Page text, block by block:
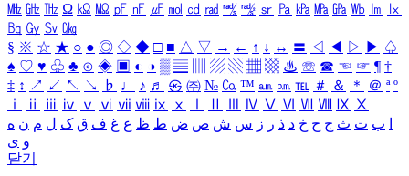
㎒ ㎓ ㎔ Ω ㏀ ㏁ ㎊ ㎋ ㎌ ㏖ ㏅ ㎭ ㎮ ㎯ ㏛ ㎩ ㎪ ㎫ ㎬ ㏝ ㏐
㏓
㏃ ㏉ ㏜ ㏆
§ ※ ☆ ★ ○ ● ◎ ◇ ◆ □ ■ △ ▽ → ← ↑ ↓ ↔ 〓 ◁ ◀ ▷ ▶ ♤
♠ ♡ ♥ ♧ ♣ ⊙ ◈ ▣ ◐ ◑ ▒ ▤ ▨ ▧ ▦ ▩ ♨ ☏ ☎ ☜ ☞ ¶ †
‡ ↕ ↗ ↙ ↖ ↘ ♭ ♩ ♪ ♬ ㉿ ㈜ № ㏇ ™ ㏂ ㏘ ℡ ＃ ＆ ＊ ＠ ª º
ⅰ
ⅱ ⅲ ⅳ ⅴ ⅵ ⅶ ⅷ ⅸ ⅹ Ⅳ Ⅴ Ⅵ Ⅶ Ⅷ Ⅸ Ⅹ
ب ت ث ج ح خ د ذ ر ز س ش ص ض ط ظ ع غ ف ق ک ل م ن ه
و ی
닫기